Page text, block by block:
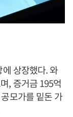
상장했다. 와
, 증거금 195억
모가를 밑돈 가